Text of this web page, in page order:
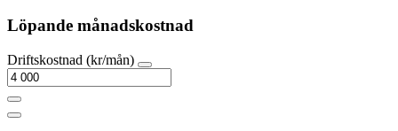
Löpande månadskostnad
Driftskostnad (kr/mån)